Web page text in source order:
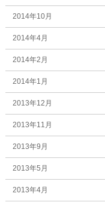
2014年10月
2014年4月
2014年2月
2014年1月
2013年12月
2013年11月
2013年9月
2013年5月
2013年4月